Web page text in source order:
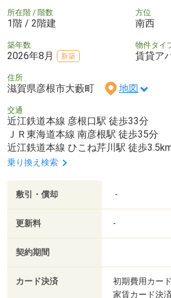
所在階 / 階数
1階 / 2階建
方位
南西
築年数
2026年8月 新築
物件タイ
賃貸ア
住所
滋賀県彦根市大藪町 地図
交通
近江鉄道本線 彦根口駅 徒歩33分
ＪＲ東海道本線 南彦根駅 徒歩35分
近江鉄道本線 ひこね芹川駅 徒歩
乗り換え検索
敷引・償却 -
更新料 -
契約期間
カード決済
初期費用カー
家賃カード決